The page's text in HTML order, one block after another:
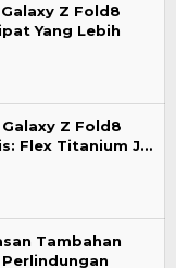
Z Fold8
Yang Lebih
Z Fold8
Flex Titanium J…
Tambahan